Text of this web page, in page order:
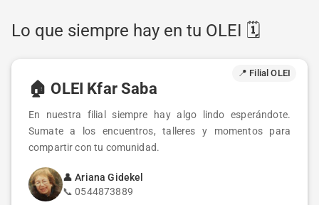
Lo que siempre hay en tu OLEI 🗓️
📍 Filial OLEI
🏠 OLEI Kfar Saba
En nuestra filial siempre hay algo lindo esperándote.
Sumate a los encuentros, talleres y momentos para
compartir con tu comunidad.
👤Ariana Gidekel
📞0544873889